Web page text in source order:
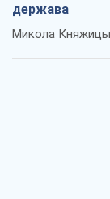
держава
Микола